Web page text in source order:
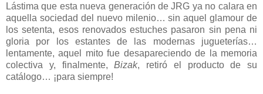
Lástima que esta nueva generación de JRG ya no calara en
aquella sociedad del nuevo milenio… sin aquel glamour de
los setenta, esos renovados estuches pasaron sin pena ni
gloria por los estantes de las modernas jugueterías…
lentamente, aquel mito fue desapareciendo de la memoria
colectiva y, finalmente,Bizak, retiró el producto de su
catálogo… ¡para siempre!